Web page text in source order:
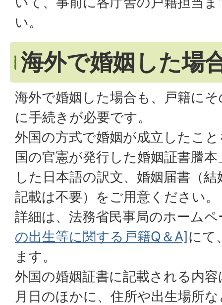
い。
海外で婚姻した場
海外で婚姻した場合も、戸籍に
に手続きが必要です。
外国の方式で婚姻が成立したこ
国の官憲が発行した婚姻証書謄
した日本語の訳文、婚姻届書（
記載は不要）をご用意ください。
詳細は、法務省民事局のホーム
の出生等に関する戸籍Q＆A]にて
ます。
外国の婚姻証書に記載される内
月日のほかに、住所や出生場所